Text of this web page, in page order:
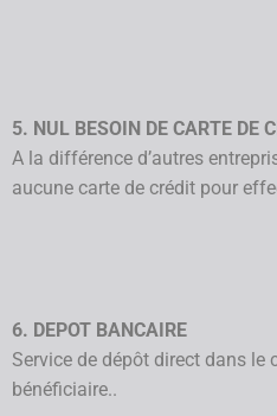
5. NUL BESOIN DE CARTE DE
A la différence d’autres
aucune carte de crédit pour
6. DEPOT BANCAIRE
Service de dépôt direct dans le
bénéficiaire..